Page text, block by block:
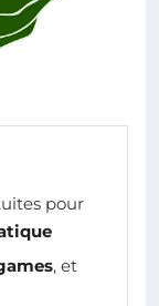
pour
, et